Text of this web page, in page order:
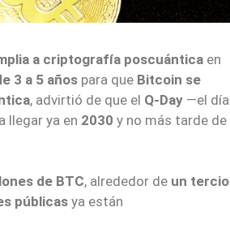
a criptografía poscuántica en
3 a 5 años para que Bitcoin se
, advirtió de que el Q-Day —el día
llegar ya en 2030 y no más tarde de
de BTC, alrededor de un tercio
públicas ya están